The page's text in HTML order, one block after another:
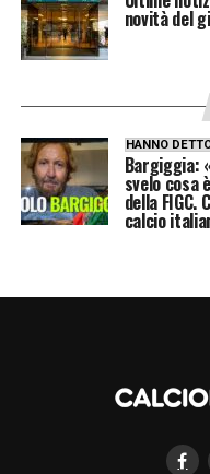
imprecisa,
esecutori, anche
dei quali, come
saranno una volta
attenzione dalla
interesse da
novità del
HANNO
Bargiggia:
svelo cosa
della FIGC.
calcio